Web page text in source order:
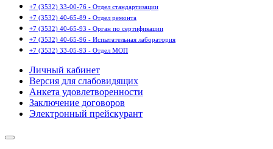
+7 (3532) 33-00-76 - Отдел стандартизации
+7 (3532) 40-65-89 - Отдел ремонта
+7 (3532) 40-65-93 - Орган по сертификации
+7 (3532) 40-65-96 - Испытательная лаборатория
+7 (3532) 33-05-93 - Отдел МОП
Личный кабинет
Версия для слабовидящих
Анкета удовлетворенности
Заключение договоров
Электронный прейскурант